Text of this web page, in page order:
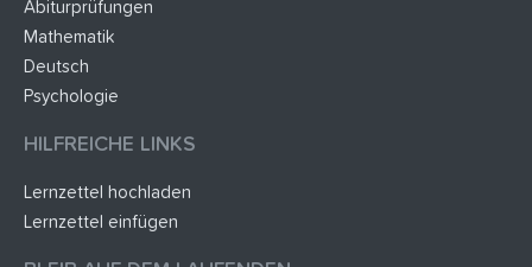
Abiturprüfungen
Mathematik
Deutsch
Psychologie
HILFREICHE LINKS
Lernzettel hochladen
Lernzettel einfügen